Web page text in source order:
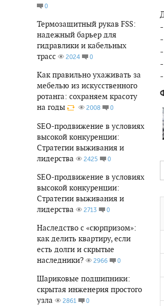
0
Термозащитный рукав FSS:
надежный барьер для
гидравлики и кабельных
трасс
2024 0
Как правильно ухаживать за
мебелью из искусственного
ротанга: сохраняем красоту
на годы
2008 0
SEO-продвижение в условиях
высокой конкуренции:
Стратегии выживания и
лидерства
2425 0
SEO-продвижение в условиях
высокой конкуренции:
Стратегии выживания и
лидерства
2713 0
Наследство с «сюрпризом»:
как делить квартиру, если
есть долги и скрытые
наследники?
2966 0
Шариковые подшипники:
скрытая инженерия простого
узла
2861 0